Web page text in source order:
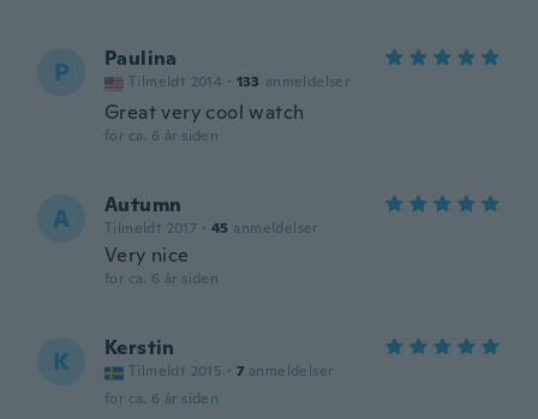
P Paulina
Tilmeldt 2014 · 133 anmeldelser
Great very cool watch
for ca. 6 år siden
A Autumn
Tilmeldt 2017 · 45 anmeldelser
Very nice
for ca. 6 år siden
K Kerstin
Tilmeldt 2015 · 7 anmeldelser
for ca. 6 år siden